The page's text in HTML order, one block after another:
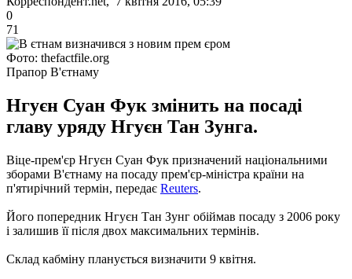
0
71
Фото: thefactfile.org
Прапор В'єтнаму
Нгуєн Суан Фук змінить на посаді
главу уряду Нгуєн Тан Зунга.
Віце-прем'єр Нгуєн Суан Фук призначений національними
зборами В'єтнаму на посаду прем'єр-міністра країни на
п'ятирічний термін, передає Reuters.
Його попередник Нгуєн Тан Зунг обіймав посаду з 2006 року
і залишив її після двох максимальних термінів.
Склад кабміну планується визначити 9 квітня.